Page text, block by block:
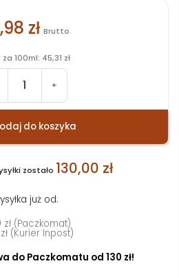
zł Brutto
100ml: 45,31 zł
+
do koszyka
zostało 130,00 zł
już od:
zł (Paczkomat)
(Kurier Inpost)
do Paczkomatu od 130 zł!